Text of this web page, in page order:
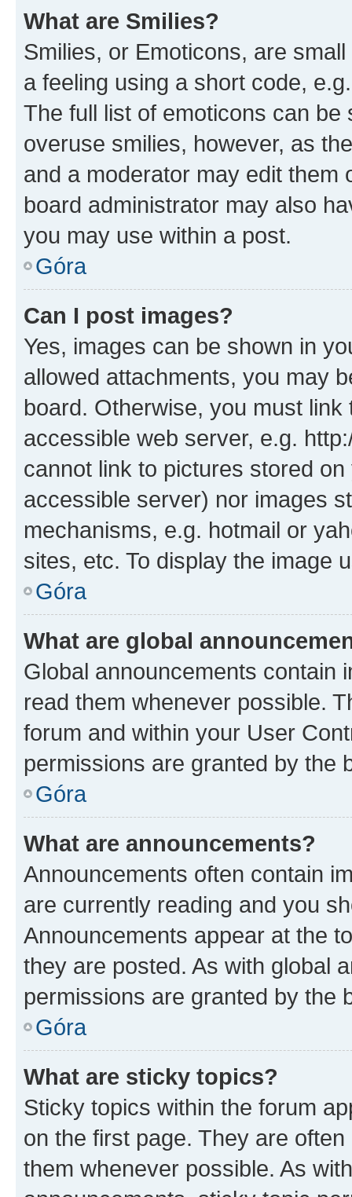
What are Smilies?
Smilies, or Emoticons, are
a feeling using a short code,
The full list of emoticons can
overuse smilies, however, as
and a moderator may edit them
board administrator may also
you may use within a post.
Góra
Can I post images?
Yes, images can be shown in
allowed attachments, you may
board. Otherwise, you must
accessible web server, e.g.
cannot link to pictures stored
accessible server) nor images
mechanisms, e.g. hotmail or
sites, etc. To display the image
Góra
What are global
Global announcements contain
read them whenever possible.
forum and within your User
permissions are granted by the
Góra
What are announcements?
Announcements often contain
are currently reading and you
Announcements appear at the
they are posted. As with global
permissions are granted by the
Góra
What are sticky topics?
Sticky topics within the forum
on the first page. They are
them whenever possible. As